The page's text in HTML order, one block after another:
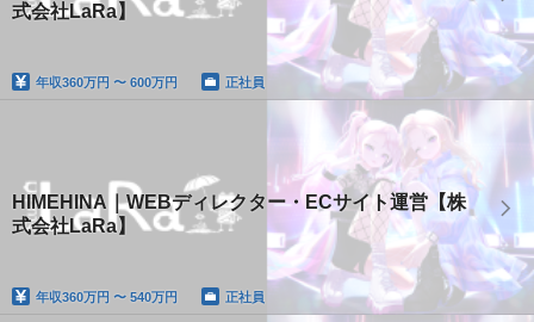
式会社LaRa】
年収360万円 〜 600万円 正社員
HIMEHINA｜WEBディレクター・ECサイト運営【株
式会社LaRa】
年収360万円 〜 540万円 正社員